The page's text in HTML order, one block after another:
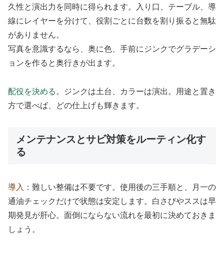
久性と演出力を同時に得られます。入り口、テーブル、導
線にレイヤーを分けて、役割ごとに台数を割り振ると無駄
がありません。
写真を意識するなら、奥に色、手前にジンクでグラデーシ
ョンを作ると奥行きが出ます。
配役を決める 。ジンクは土台、カラーは演出。用途と置き
方で選べば、どの仕上げも輝きます。
メンテナンスとサビ対策をルーティン化す
る
導入 ：難しい整備は不要です。使用後の三手順と、月一の
通油チェックだけで状態は安定します。白さびやススは早
期発見が肝心。面倒にならない流れを最初に決めておきま
しょう。